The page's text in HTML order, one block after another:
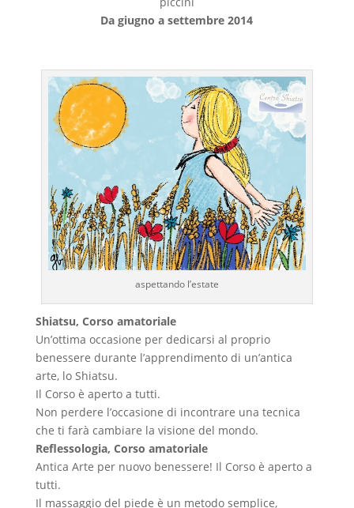
Da giugno a settembre 2014
aspettando l’estate
Shiatsu, Corso amatoriale
Un’ottima occasione per dedicarsi al proprio
benessere durante l’apprendimento di un’antica
arte, lo Shiatsu.
Il Corso è aperto a tutti.
Non perdere l’occasione di incontrare una tecnica
che ti farà cambiare la visione del mondo.
Reflessologia, Corso amatoriale
Antica Arte per nuovo benessere! Il Corso è aperto a
tutti.
Il massaggio del piede è un metodo semplice,